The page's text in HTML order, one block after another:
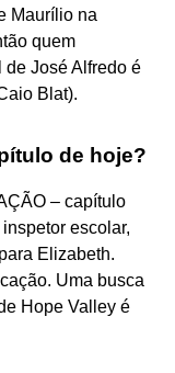
Maurílio na
quem
de José Alfredo é
Blat).
de hoje?
– capítulo
escolar,
Elizabeth.
Uma busca
Hope Valley é